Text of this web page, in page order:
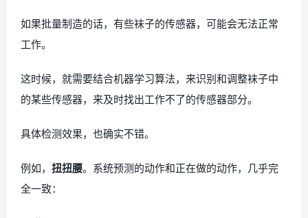
如果批量制造的话，有些袜子的传感器，可能会无法正常
工作。
这时候，就需要结合机器学习算法，来识别和调整袜子中
的某些传感器，来及时找出工作不了的传感器部分。
具体检测效果，也确实不错。
例如， 扭扭腰。系统预测的动作和正在做的动作，几乎完
全一致：